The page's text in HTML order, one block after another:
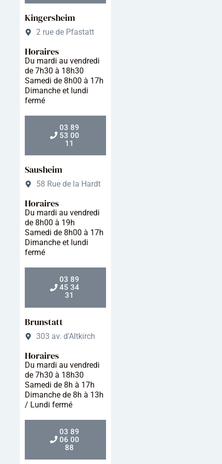
Kingersheim
2 rue de Pfastatt
Horaires
Du mardi au vendredi
de 7h30 à 18h30
Samedi de 8h00 à 17h
Dimanche et lundi
fermé
03 89
53 00
11
Sausheim
58 Rue de la Hardt
Horaires
Du mardi au vendredi
de 8h00 à 19h
Samedi de 8h00 à 17h
Dimanche et lundi
fermé
03 89
45 34
31
Brunstatt
303 av. d’Altkirch
Horaires
Du mardi au vendredi
de 7h30 à 18h30
Samedi de 8h à 17h
Dimanche de 8h à 13h
/ Lundi fermé
03 89
06 00
88